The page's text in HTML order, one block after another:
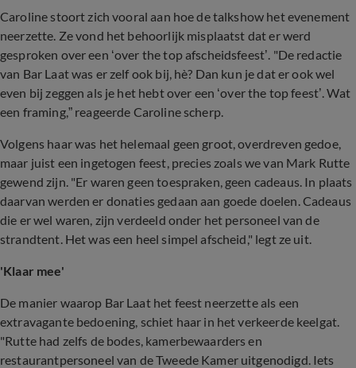
Caroline stoort zich vooral aan hoe de talkshow het evenement
neerzette. Ze vond het behoorlijk misplaatst dat er werd
gesproken over een ‘over the top afscheidsfeest’. "De redactie
van Bar Laat was er zelf ook bij, hè? Dan kun je dat er ook wel
even bij zeggen als je het hebt over een ‘over the top feest’. Wat
een framing,” reageerde Caroline scherp.
Volgens haar was het helemaal geen groot, overdreven gedoe,
maar juist een ingetogen feest, precies zoals we van Mark Rutte
gewend zijn. "Er waren geen toespraken, geen cadeaus. In plaats
daarvan werden er donaties gedaan aan goede doelen. Cadeaus
die er wel waren, zijn verdeeld onder het personeel van de
strandtent. Het was een heel simpel afscheid," legt ze uit.
'Klaar mee'
De manier waarop Bar Laat het feest neerzette als een
extravagante bedoening, schiet haar in het verkeerde keelgat.
"Rutte had zelfs de bodes, kamerbewaarders en
restaurantpersoneel van de Tweede Kamer uitgenodigd. Iets